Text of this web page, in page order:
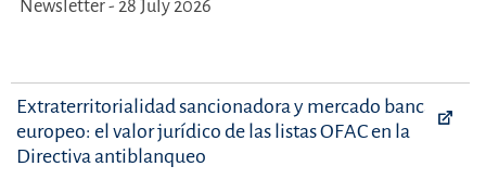
Newsletter - 28 July 2026
Extraterritorialidad sancionadora y mercado bancario
europeo: el valor jurídico de las listas OFAC en la
Directiva antiblanqueo